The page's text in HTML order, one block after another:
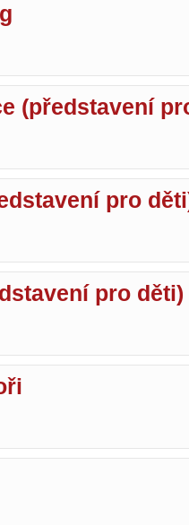
(představení
pro
pro děti)